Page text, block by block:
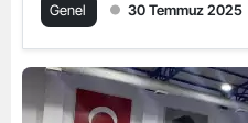
Genel 30 Temmuz 2025